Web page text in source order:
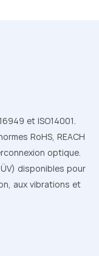
et ISO14001.
RoHS, REACH
optique.
disponibles pour
aux vibrations et